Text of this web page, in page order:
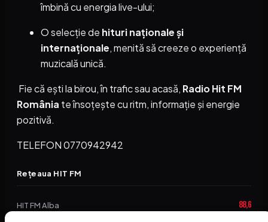
îmbină cu energia live-ului;
O selecție de hituri naționale și
internaționale, menită să creeze o experiență
muzicală unică.
Fie că ești la birou, în trafic sau acasă, Radio Hit FM
România te însoțește cu ritm, informație și energie
pozitivă.
TELEFON 0770942942
Rețeaua HIT FM
HIT FM Alba
88,6